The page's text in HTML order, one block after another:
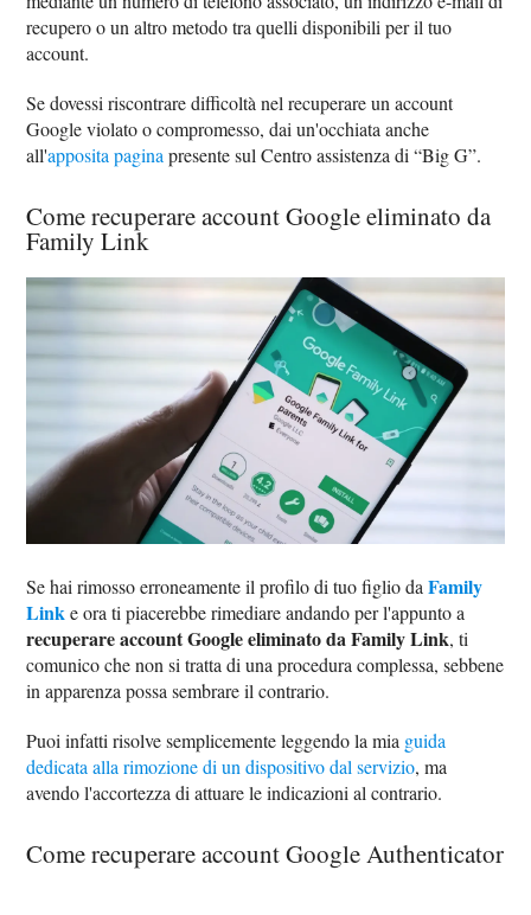
recupero o un altro metodo tra quelli disponibili per il tuo
account.
Se dovessi riscontrare difficoltà nel recuperare un account
Google violato o compromesso, dai un'occhiata anche
all'apposita pagina presente sul Centro assistenza di “Big G”.
Come recuperare account Google eliminato da
Family Link
Se hai rimosso erroneamente il profilo di tuo figlio daFamily
Linke ora ti piacerebbe rimediare andando per l'appunto a
recuperare account Google eliminato da Family Link, ti
comunico che non si tratta di una procedura complessa, sebbene
in apparenza possa sembrare il contrario.
Puoi infatti risolve semplicemente leggendo la mia guida
dedicata alla rimozione di un dispositivo dal servizio, ma
avendo l'accortezza di attuare le indicazioni al contrario.
Come recuperare account Google Authenticator